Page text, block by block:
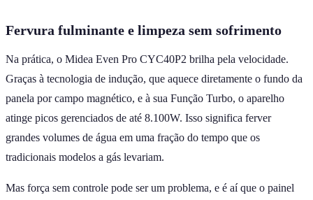
Fervura fulminante e limpeza sem sofrimento
Na prática, o Midea Even Pro CYC40P2 brilha pela velocidade.
Graças à tecnologia de indução, que aquece diretamente o fundo da
panela por campo magnético, e à sua Função Turbo, o aparelho
atinge picos gerenciados de até 8.100W. Isso significa ferver
grandes volumes de água em uma fração do tempo que os
tradicionais modelos a gás levariam.
Mas força sem controle pode ser um problema, e é aí que o painel